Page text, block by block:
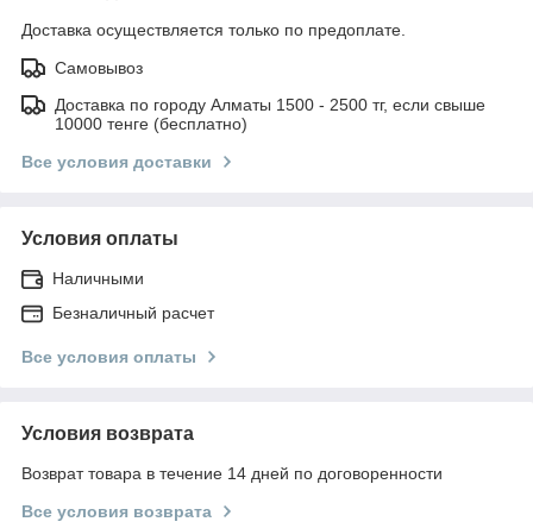
Доставка осуществляется только по предоплате.
Самовывоз
Доставка по городу Алматы 1500 - 2500 тг, если свыше
10000 тенге (бесплатно)
Все условия доставки
Условия оплаты
Наличными
Безналичный расчет
Все условия оплаты
Условия возврата
Возврат товара в течение 14 дней по договоренности
Все условия возврата